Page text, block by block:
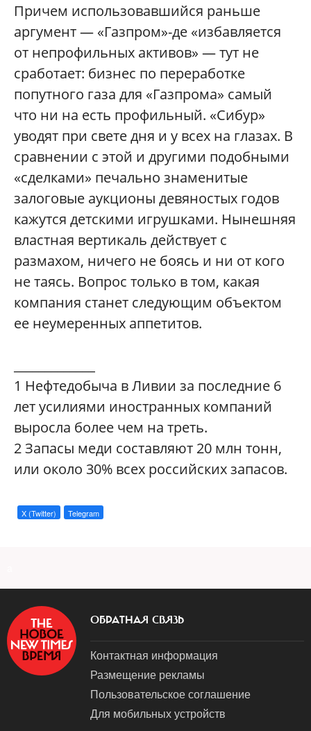
Причем использовавшийся раньше
аргумент — «Газпром»-де «избавляется
от непрофильных активов» — тут не
сработает: бизнес по переработке
попутного газа для «Газпрома» самый
что ни на есть профильный. «Сибур»
уводят при свете дня и у всех на глазах. В
сравнении с этой и другими подобными
«сделками» печально знаменитые
залоговые аукционы девяностых годов
кажутся детскими игрушками. Нынешняя
властная вертикаль действует с
размахом, ничего не боясь и ни от кого
не таясь. Вопрос только в том, какая
компания станет следующим объектом
ее неумеренных аппетитов.
1 Нефтедобыча в Ливии за последние 6
лет усилиями иностранных компаний
выросла более чем на треть.
2Запасы меди составляют 20 млн тонн,
или около 30% всех российских запасов.
X (Twitter) Telegram
ОБРАТНАЯ СВЯЗЬ
Контактная информация
Размещение рекламы
Пользовательское соглашение
Для мобильных устройств